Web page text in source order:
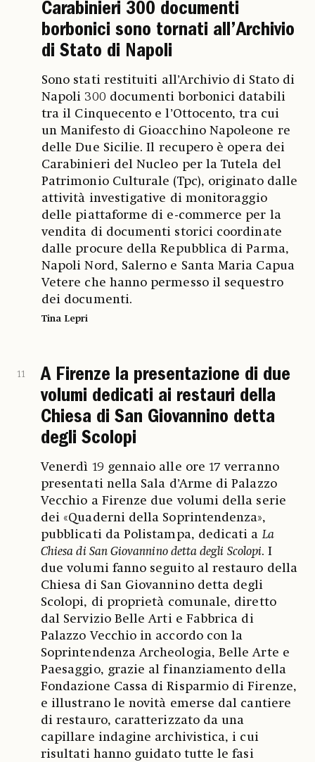
Carabinieri 300 documenti
borbonici sono tornati all’Archivio
di Stato di Napoli
Sono stati restituiti all’Archivio di Stato di
Napoli 300 documenti borbonici databili
tra il Cinquecento e l’Ottocento, tra cui
un Manifesto di Gioacchino Napoleone re
delle Due Sicilie. Il recupero è opera dei
Carabinieri del Nucleo per la Tutela del
Patrimonio Culturale (Tpc), originato dalle
attività investigative di monitoraggio
delle piattaforme di e-commerce per la
vendita di documenti storici coordinate
dalle procure della Repubblica di Parma,
Napoli Nord, Salerno e Santa Maria Capua
Vetere che hanno permesso il sequestro
dei documenti.
Tina Lepri
11
A Firenze la presentazione di due
volumi dedicati ai restauri della
Chiesa di San Giovannino detta
degli Scolopi
Venerdì 19 gennaio alle ore 17 verranno
presentati nella Sala d’Arme di Palazzo
Vecchio a Firenze due volumi della serie
dei «Quaderni della Soprintendenza»,
pubblicati da Polistampa, dedicati aLa
Chiesa di San Giovannino detta degli Scolopi. I
due volumi fanno seguito al restauro della
Chiesa di San Giovannino detta degli
Scolopi, di proprietà comunale, diretto
dal Servizio Belle Arti e Fabbrica di
Palazzo Vecchio in accordo con la
Soprintendenza Archeologia, Belle Arte e
Paesaggio, grazie al finanziamento della
Fondazione Cassa di Risparmio di Firenze,
e illustrano le novità emerse dal cantiere
di restauro, caratterizzato da una
capillare indagine archivistica, i cui
risultati hanno guidato tutte le fasi